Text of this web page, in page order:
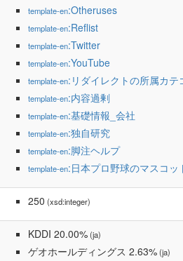
template-en:Otheruses
template-en:Reflist
template-en:Twitter
template-en:YouTube
template-en:リダイレクトの所属カテ
template-en:内容過剰
template-en:基礎情報_会社
template-en:独自研究
template-en:脚注ヘルプ
template-en:日本プロ野球のマスコッ
250 (xsd:integer)
KDDI 20.00%(ja)
ゲオホールディングス 2.63%(ja)